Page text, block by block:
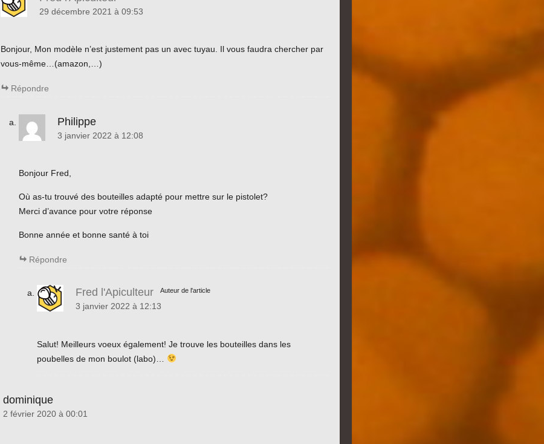
29 décembre 2021 à 09:53
Bonjour, Mon modèle n’est justement pas un avec tuyau. Il vous faudra chercher par
vous-même…(amazon,…)
Répondre
Philippe
3 janvier 2022 à 12:08
Bonjour Fred,
Où as-tu trouvé des bouteilles adapté pour mettre sur le pistolet?
Merci d’avance pour votre réponse
Bonne année et bonne santé à toi
Répondre
Fred l'Apiculteur Auteur de l'article
3 janvier 2022 à 12:13
Salut! Meilleurs voeux également! Je trouve les bouteilles dans les
poubelles de mon boulot (labo)…
dominique
2 février 2020 à 00:01